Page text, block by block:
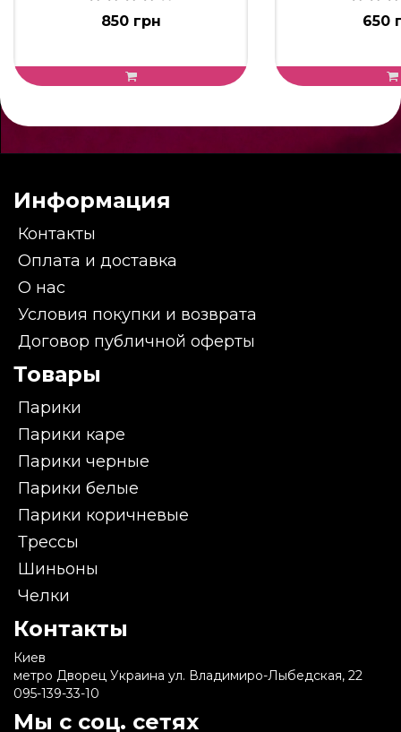
850 грн 650
Информация
Контакты
Оплата и доставка
О нас
Условия покупки и возврата
Договор публичной оферты
Товары
Парики
Парики каре
Парики черные
Парики белые
Парики коричневые
Трессы
Шиньоны
Челки
Контакты
Киев
метро Дворец Украина ул. Владимиро-Лыбедская, 22
095-139-33-10
Мы с соц. сетях